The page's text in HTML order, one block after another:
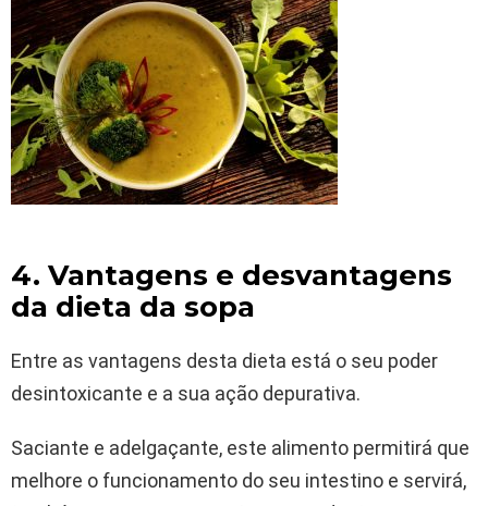
4. Vantagens e desvantagens
da dieta da sopa
Entre as vantagens desta dieta está o seu poder
desintoxicante e a sua ação depurativa.
Saciante e adelgaçante, este alimento permitirá que
melhore o funcionamento do seu intestino e servirá,